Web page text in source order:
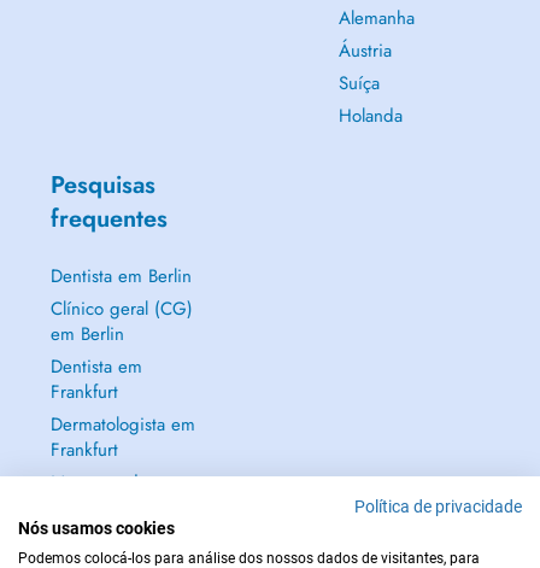
Alemanha
Áustria
Suíça
Holanda
Pesquisas
frequentes
Dentista em Berlin
Clínico geral (CG)
em Berlin
Dentista em
Frankfurt
Dermatologista em
Frankfurt
Mostrar tudo →
Política de privacidade
Nós usamos cookies
Podemos colocá-los para análise dos nossos dados de visitantes, para